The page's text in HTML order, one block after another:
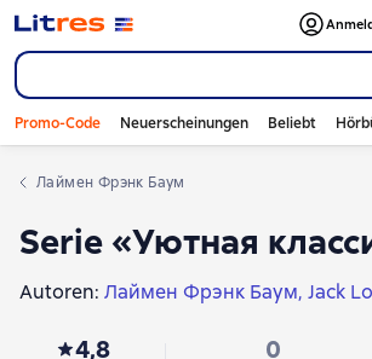
Promo-Code Neuerscheinungen Beliebt
Лаймен Фрэнк Баум
Serie «Уютная
Autoren: Лаймен Фрэнк Баум Jack
Аркадий Гайдар
Борис Житков
4,8 0